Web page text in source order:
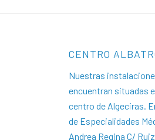
CENTRO
Nuestras
encuentran situadas
centro de Algeciras.
de Especialidades
Andrea Regina C/